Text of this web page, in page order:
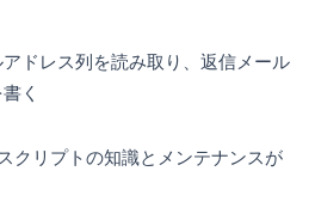
ドレス列を読み取り、返信メール
く
クリプトの知識とメンテナンスが